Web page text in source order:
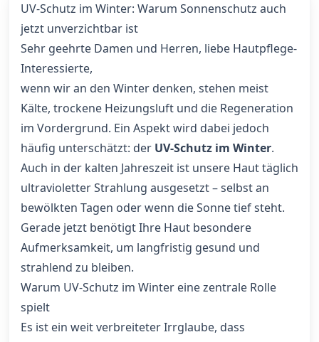
UV-Schutz im Winter: Warum Sonnenschutz auch
jetzt unverzichtbar ist
Sehr geehrte Damen und Herren, liebe Hautpflege-
Interessierte,
wenn wir an den Winter denken, stehen meist
Kälte, trockene Heizungsluft und die Regeneration
im Vordergrund. Ein Aspekt wird dabei jedoch
häufig unterschätzt: der UV-Schutz im Winter.
Auch in der kalten Jahreszeit ist unsere Haut täglich
ultravioletter Strahlung ausgesetzt – selbst an
bewölkten Tagen oder wenn die Sonne tief steht.
Gerade jetzt benötigt Ihre Haut besondere
Aufmerksamkeit, um langfristig gesund und
strahlend zu bleiben.
Warum UV-Schutz im Winter eine zentrale Rolle
spielt
Es ist ein weit verbreiteter Irrglaube, dass